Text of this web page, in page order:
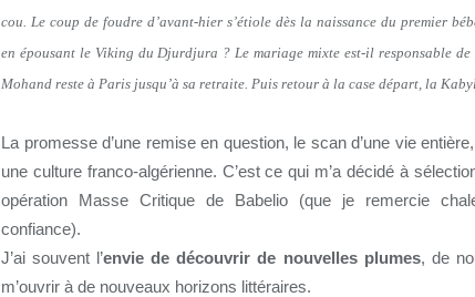
cou. Le coup de foudre d’avant-hier s’étiole dès la naissance du premier
en épousant le Viking du Djurdjura ? Le mariage mixte est-il responsable
Mohand reste à Paris jusqu’à sa retraite. Puis retour à la case départ, la
La promesse d’une remise en question, le scan d’une vie
une culture franco-algérienne. C’est ce qui m’a décidé à
opération Masse Critique de Babelio (que je remercie
confiance).
J’ai souvent l’envie de découvrir de nouvelles plumes, de
m’ouvrir à de nouveaux horizons littéraires.